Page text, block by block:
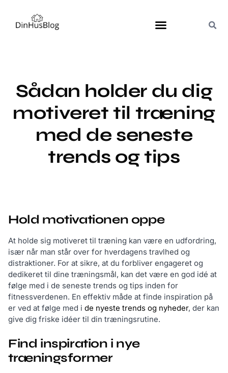
Sådan holder du dig
motiveret til træning
med de seneste
trends og tips
Hold motivationen oppe
At holde sig motiveret til træning kan være en udfordring,
især når man står over for hverdagens travlhed og
distraktioner. For at sikre, at du forbliver engageret og
dedikeret til dine træningsmål, kan det være en god idé at
følge med i de seneste trends og tips inden for
fitnessverdenen. En effektiv måde at finde inspiration på
er ved at følge med i de nyeste trends og nyheder, der kan
give dig friske idéer til din træningsrutine.
Find inspiration i nye
træningsformer